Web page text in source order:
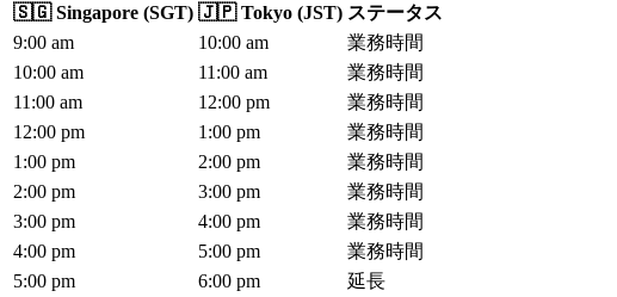
🇸🇬 Singapore (SGT) 🇯🇵 Tokyo (JST) ステータス
9:00 am 10:00 am
業務時間
10:00 am 11 :00 am
業務時間
11 :00 am 12:00 pm
業務時間
12:00 pm 1 :00 pm
業務時間
1 :00 pm 2:00 pm
業務時間
2:00 pm 3:00 pm
業務時間
3:00 pm 4:00 pm
業務時間
4:00 pm 5:00 pm
業務時間
5:00 pm 6:00 pm
延長